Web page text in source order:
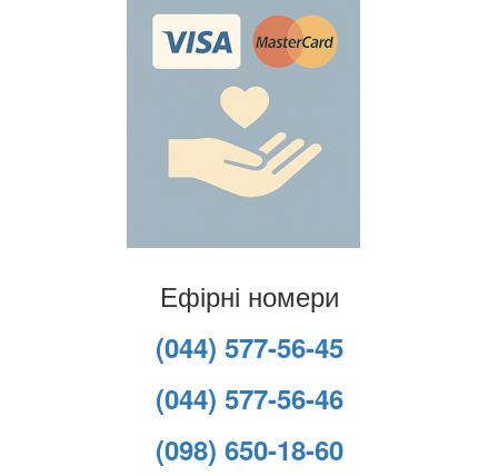
Ефірні номери
(044) 577-56-45
(044) 577-56-46
(098) 650-18-60